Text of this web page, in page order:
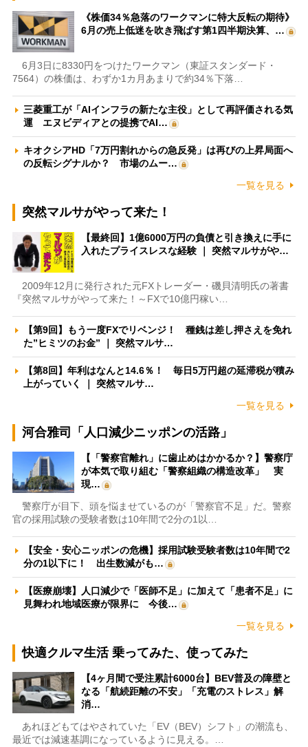
《株価34％急落のワークマンに特大反転の期待》
6月の売上低迷を吹き飛ばす第1四半期決算、…
6月3日に8330円をつけたワークマン（東証スタンダード・
7564）の株価は、わずか1カ月あまりで約34％下落…
三菱重工が「AIインフラの新たな主役」として再評価される気
運 エヌビディアとの提携でAI…
キオクシアHD「7万円割れからの急反発」は再びの上昇局面へ
の反転シグナルか？ 市場のムー…
一覧を見る
突然マルサがやって来た！
【最終回】1億6000万円の負債と引き換えに手に
入れたプライスレスな経験 ｜ 突然マルサがや…
2009年12月に発行された元FXトレーダー・磯貝清明氏の著書
『突然マルサがやって来た！～FXで10億円稼い…
【第9回】もう一度FXでリベンジ！ 種銭は差し押さえを免れ
た”ヒミツのお金” ｜ 突然マルサ…
【第8回】年利はなんと14.6％！ 毎日5万円超の延滞税が積み
上がっていく ｜ 突然マルサ…
一覧を見る
河合雅司「人口減少ニッポンの活路」
【「警察官離れ」に歯止めはかかるか？】警察庁
が本気で取り組む「警察組織の構造改革」 実
現…
警察庁が目下、頭を悩ませているのが「警察官不足」だ。警察
官の採用試験の受験者数は10年間で2分の1以…
【安全・安心ニッポンの危機】採用試験受験者数は10年間で2
分の1以下に！ 出生数減がも…
【医療崩壊】人口減少で「医師不足」に加えて「患者不足」に
見舞われ地域医療が限界に 今後…
一覧を見る
快適クルマ生活 乗ってみた、使ってみた
【4ヶ月間で受注累計6000台】BEV普及の障壁と
なる「航続距離の不安」「充電のストレス」解
消…
あれほどもてはやされていた「EV（BEV）シフト」の潮流も、
最近では減速基調になっているように見える。…